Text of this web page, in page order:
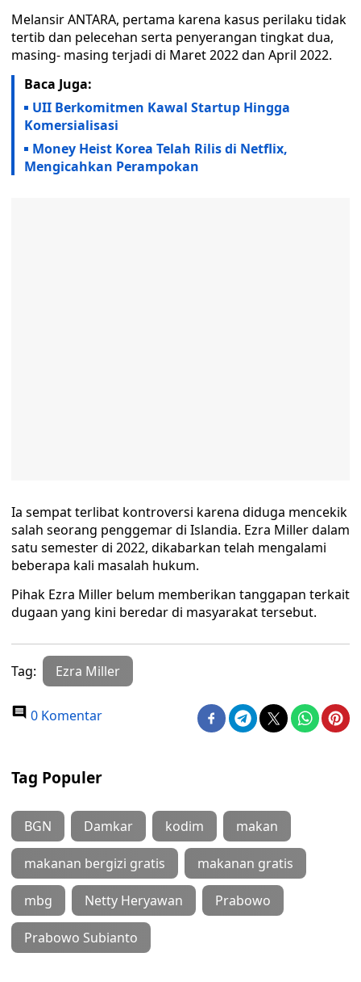
Melansir ANTARA, pertama karena kasus perilaku tidak
tertib dan pelecehan serta penyerangan tingkat dua,
masing- masing terjadi di Maret 2022 dan April 2022.
Baca Juga:
UII Berkomitmen Kawal Startup Hingga
Komersialisasi
Money Heist Korea Telah Rilis di Netflix,
Mengicahkan Perampokan
Ia sempat terlibat kontroversi karena diduga mencekik
salah seorang penggemar di Islandia. Ezra Miller dalam
satu semester di 2022, dikabarkan telah mengalami
beberapa kali masalah hukum.
Pihak Ezra Miller belum memberikan tanggapan terkait
dugaan yang kini beredar di masyarakat tersebut.
Tag: Ezra Miller
0 Komentar
Tag Populer
BGN Damkar kodim makan
makanan bergizi gratis makanan gratis
mbg Netty Heryawan Prabowo
Prabowo Subianto